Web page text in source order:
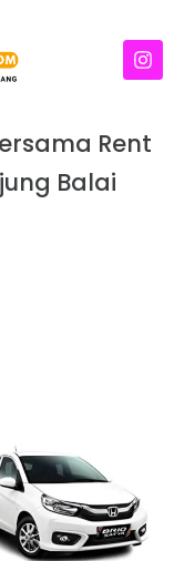
Rent
Balai